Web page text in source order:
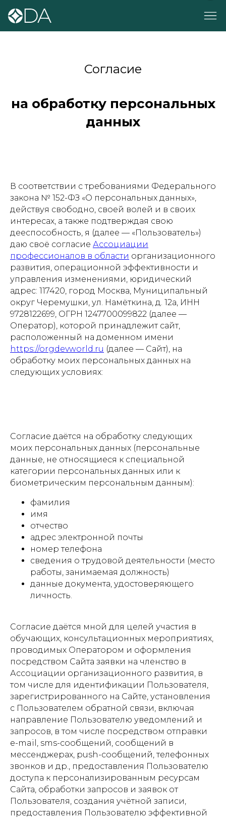
Согласие
на обработку персональных
данных
В соответствии с требованиями Федерального
закона № 152-ФЗ «О персональных данных»,
действуя свободно, своей волей и в своих
интересах, а также подтверждая свою
дееспособность, я (далее — «Пользователь»)
даю своё согласие Ассоциации
профессионалов в области организационного
развития, операционной эффективности и
управления изменениями, юридический
адрес: 117420, город Москва, Муниципальный
округ Черемушки, ул. Намёткина, д. 12а, ИНН
9728122699, ОГРН 1247700099822 (далее —
Оператор), которой принадлежит сайт,
расположенный на доменном имени
https://orgdevworld.ru (далее — Сайт), на
обработку моих персональных данных на
следующих условиях:
Согласие даётся на обработку следующих
моих персональных данных (персональные
данные, не относящиеся к специальной
категории персональных данных или к
биометрическим персональным данным):
фамилия
имя
отчество
адрес электронной почты
номер телефона
сведения о трудовой деятельности (место
работы, занимаемая должность)
данные документа, удостоверяющего
личность.
Согласие даётся мной для целей участия в
обучающих, консультационных мероприятиях,
проводимых Оператором и оформления
посредством Сайта заявки на членство в
Ассоциации организационного развития, в
том числе для идентификации Пользователя,
зарегистрированного на Сайте, установления
с Пользователем обратной связи, включая
направление Пользователю уведомлений и
запросов, в том числе посредством отправки
e-mail, sms-сообщений, сообщений в
мессенджерах, push-сообщений, телефонных
звонков и др., предоставления Пользователю
доступа к персонализированным ресурсам
Сайта, обработки запросов и заявок от
Пользователя, создания учётной записи,
предоставления Пользователю эффективной